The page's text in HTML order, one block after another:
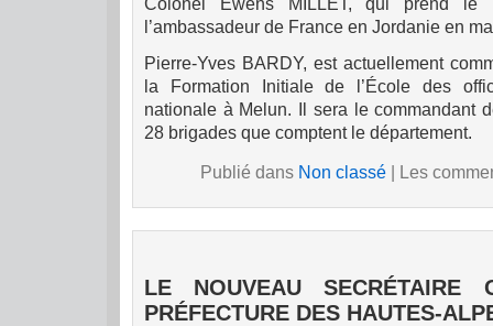
Colonel Ewens MILLET, qui prend le
l’ambassadeur de France en Jordanie en
Pierre-Yves BARDY, est actuellement
la Formation Initiale de l’École des
nationale à Melun. Il sera le commandant
28 brigades que comptent le département.
Publié dans Non classé| Les
LE NOUVEAU SECRÉTAIRE
PRÉFECTURE DES HAUTES-